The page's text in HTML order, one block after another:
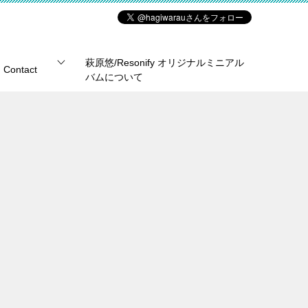
Contact
萩原悠/Resonify オリジナルミニアル
バムについて